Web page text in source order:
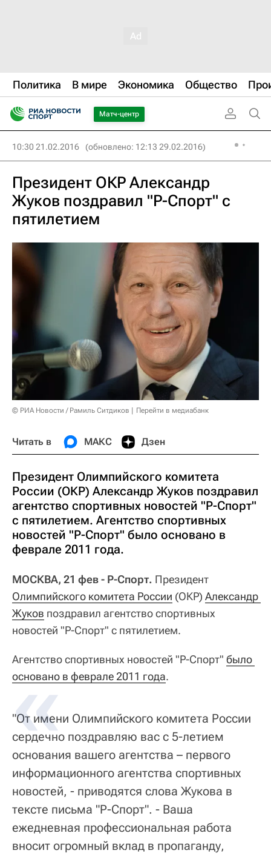
Политика В мире Экономика Общество
Матч-центр
10:30 21.02.2016 (обновлено: 12:13 29.02.2016)
Президент ОКР Александр
Жуков поздравил "Р-Спорт" с
пятилетием
© РИА Новости / Рамиль Ситдиков Перейти в медиабанк
Читать в МАКС Дзен
Президент Олимпийского комитета
России (ОКР) Александр Жуков поздравил
агентство спортивных новостей "Р-Спорт"
с пятилетием. Агентство спортивных
новостей "Р-Спорт" было основано в
феврале 2011 года.
МОСКВА, 21 фев - Р-Спорт. Президент
Олимпийского комитета России (ОКР) Александр
Жуков поздравил агентство спортивных
новостей "Р-Спорт" с пятилетием.
Агентство спортивных новостей "Р-Спорт" было
основано в феврале 2011 года.
"От имени Олимпийского комитета России
сердечно поздравляю вас с 5-летием
основания вашего агентства – первого
информационного агентства спортивных
новостей, - приводятся слова Жукова в
тексте письма "Р-Спорт". - Ваша
ежедневная профессиональная работа
вносит огромный вклад в пропаганду,